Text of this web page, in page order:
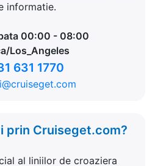
informatie.
00:00 - 08:00
Los_Angeles
631 1770
prin Cruiseget.com?
al liniilor de croaziera